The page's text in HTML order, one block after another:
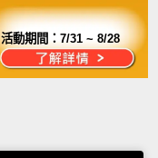
活動期間：7/31 ~ 8/28